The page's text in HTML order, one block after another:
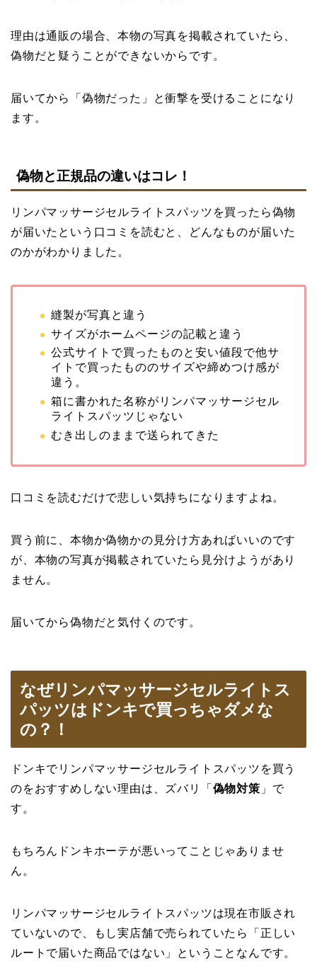
理由は通販の場合、本物の写真を掲載されていたら、
偽物だと疑うことができないからです。
届いてから「偽物だった」と衝撃を受けることになり
ます。
偽物と正規品の違いはコレ！
リンパマッサージセルライトスパッツを買ったら偽物
が届いたという口コミを読むと、どんなものが届いた
のかがわかりました。
縫製が写真と違う
サイズがホームページの記載と違う
公式サイトで買ったものと安い値段で他サ
イトで買ったもののサイズや締めつけ感が
違う。
箱に書かれた名称がリンパマッサージセル
ライトスパッツじゃない
むき出しのままで送られてきた
口コミを読むだけで悲しい気持ちになりますよね。
買う前に、本物か偽物かの見分け方あればいいのです
が、本物の写真が掲載されていたら見分けようがあり
ません。
届いてから偽物だと気付くのです。
なぜリンパマッサージセルライトス
パッツはドンキで買っちゃダメな
の？！
ドンキでリンパマッサージセルライトスパッツを買う
のをおすすめしない理由は、ズバリ「 偽物対策 」で
す。
もちろんドンキホーテが悪いってことじゃありませ
ん。
リンパマッサージセルライトスパッツは現在市販され
ていないので、もし実店舗で売られていたら「正しい
ルートで届いた商品ではない」ということなんです。